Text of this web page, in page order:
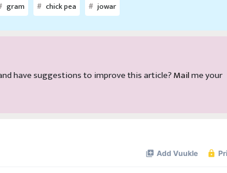
gram chick pea jowar
have suggestions to improve this article?Mailme your